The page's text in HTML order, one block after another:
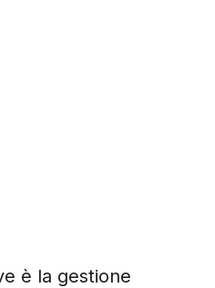
è la gestione